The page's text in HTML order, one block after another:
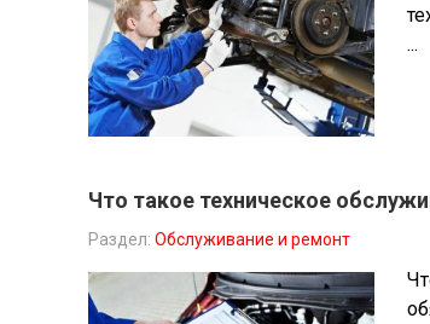
...
Что такое техническое
Раздел: Обслуживание и ремонт